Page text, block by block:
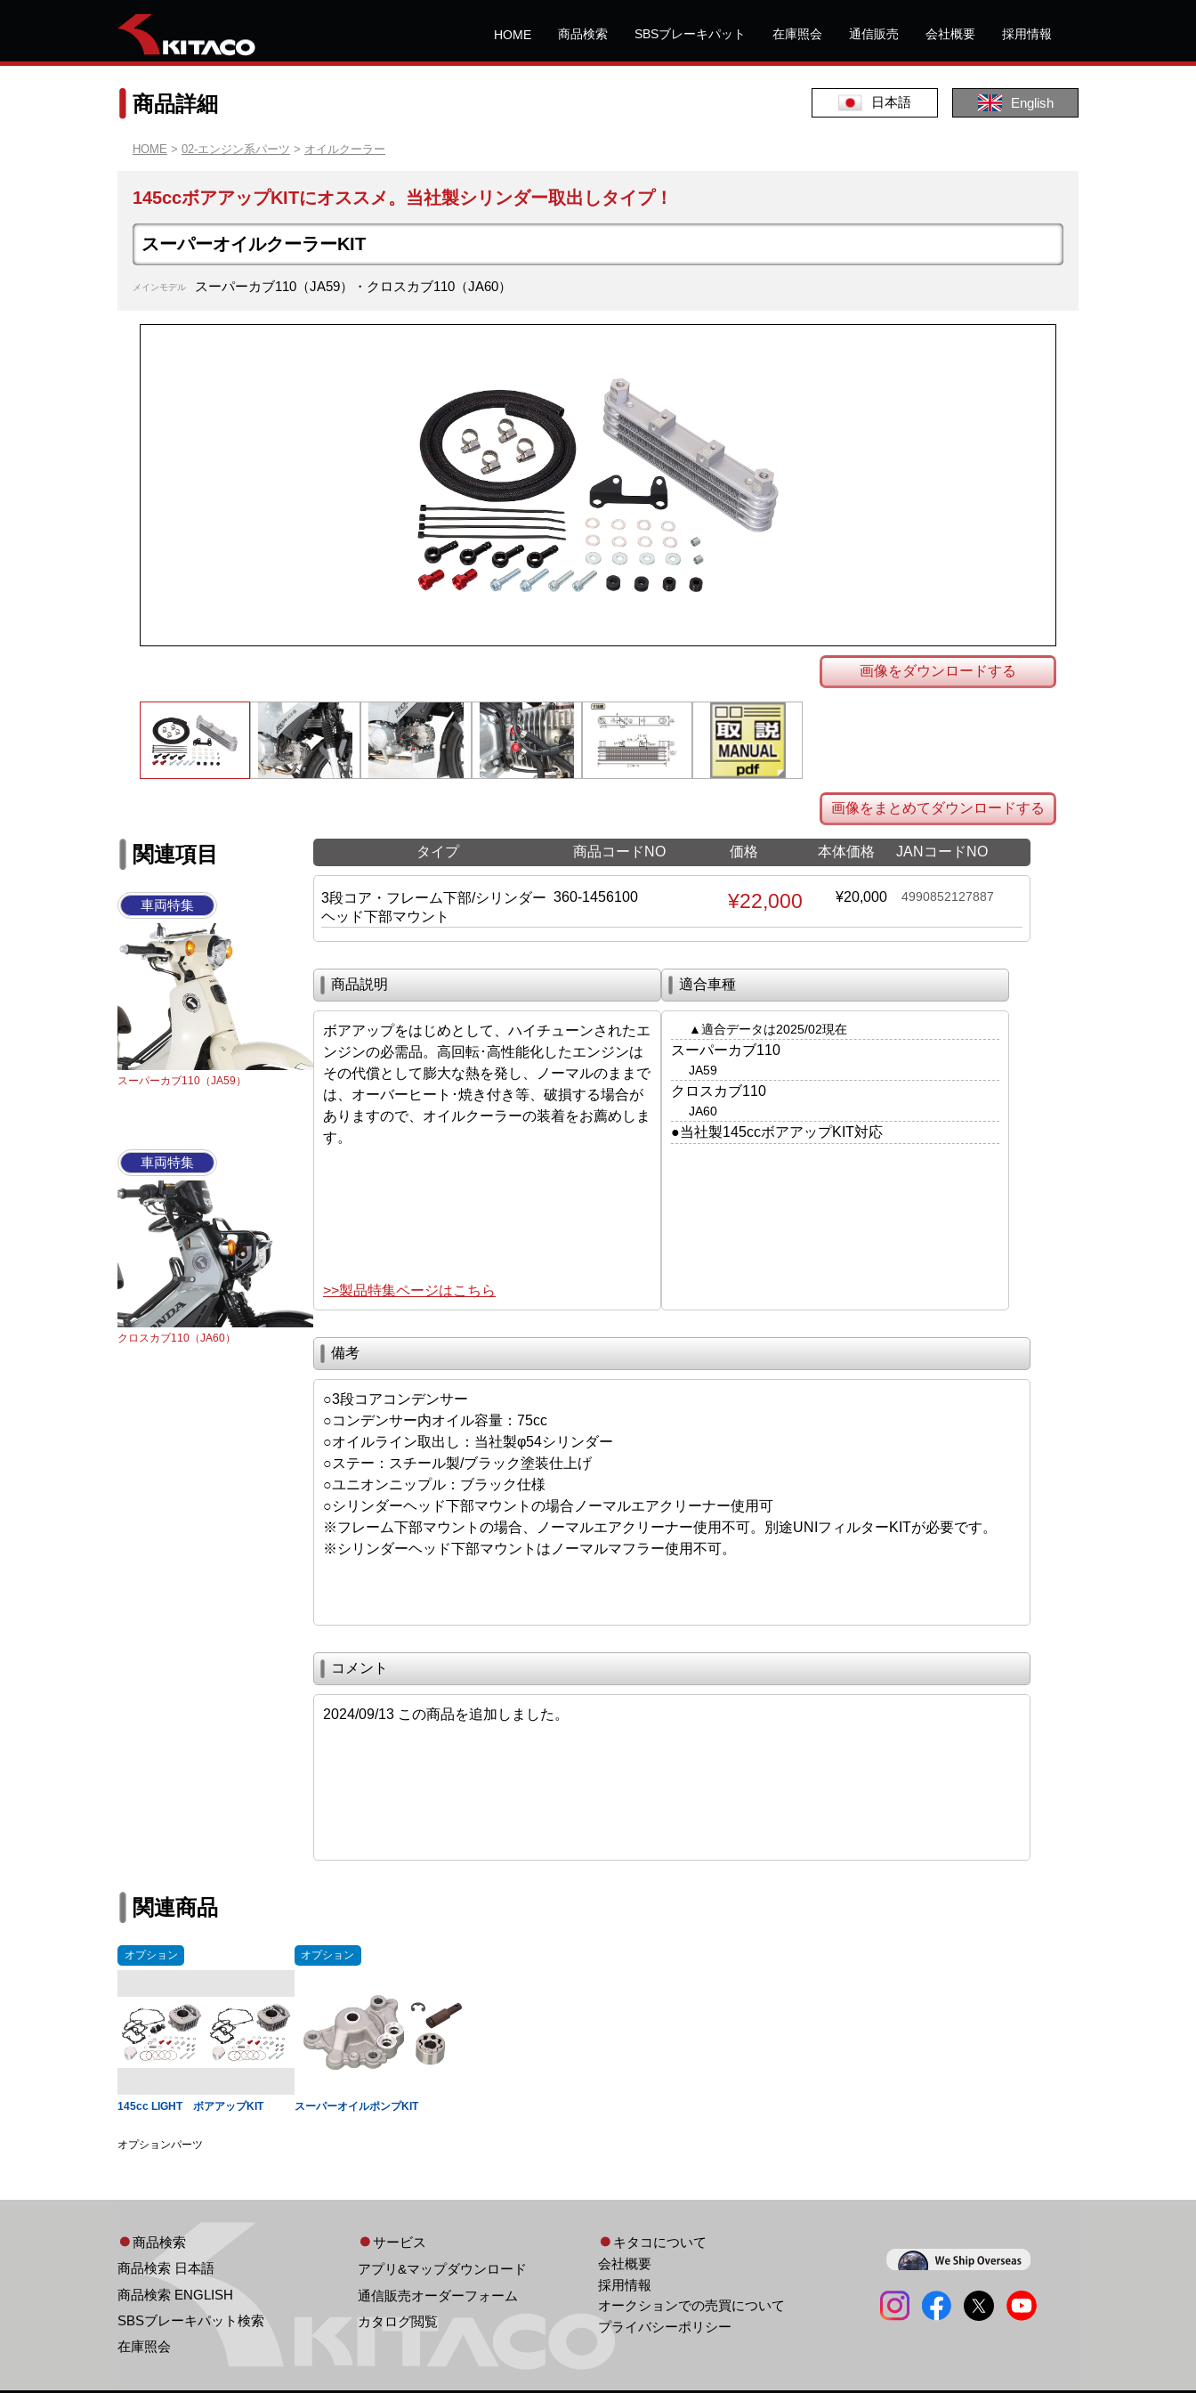
HOME 商品検索 SBSブレーキパット 在庫照会 通信販売 会社概要 採用情報
日本語 English
商品詳細
HOME > 02-エンジン系パーツ > オイルクーラー
145ccボアアップKITにオススメ。当社製シリンダー取出しタイプ！
スーパーオイルクーラーKIT
メインモデル スーパーカブ110（JA59）・クロスカブ110（JA60）
画像をダウンロードする
画像をまとめてダウンロードする
関連項目
車両特集
スーパーカブ110（JA59）
車両特集
クロスカブ110（JA60）
タイプ 商品コードNO 価格 本体価格 JANコードNO
3段コア・フレーム下部/シリンダー
ヘッド下部マウント
360-1456100 ¥22,000 ¥20,000 4990852127887
商品説明
ボアアップをはじめとして、ハイチューンされたエ
ンジンの必需品。高回転･高性能化したエンジンは
その代償として膨大な熱を発し、ノーマルのままで
は、オーバーヒート･焼き付き等、破損する場合が
ありますので、オイルクーラーの装着をお薦めしま
す。
>>製品特集ページはこちら
適合車種
▲適合データは2025/02現在
スーパーカブ110
JA59
クロスカブ110
JA60
●当社製145ccボアアップKIT対応
備考
○3段コアコンデンサー
○コンデンサー内オイル容量：75cc
○オイルライン取出し：当社製φ54シリンダー
○ステー：スチール製/ブラック塗装仕上げ
○ユニオンニップル：ブラック仕様
○シリンダーヘッド下部マウントの場合ノーマルエアクリーナー使用可
※フレーム下部マウントの場合、ノーマルエアクリーナー使用不可。別途UNIフィルターKITが必要です。
※シリンダーヘッド下部マウントはノーマルマフラー使用不可。
コメント
2024/09/13 この商品を追加しました。
関連商品
オプション
145cc LIGHT ボアアップKIT
オプションパーツ
オプション
スーパーオイルポンプKIT
商品検索
商品検索 日本語
商品検索 ENGLISH
SBSブレーキパット検索
在庫照会
サービス
アプリ&マップダウンロード
通信販売オーダーフォーム
カタログ閲覧
キタコについて
会社概要
採用情報
オークションでの売買について
プライバシーポリシー